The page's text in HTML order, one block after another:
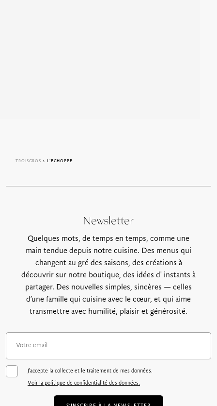
TROISGROS > L’ÉCHOPPE
Newsletter
Quelques mots, de temps en temps, comme une
main tendue depuis notre cuisine. Des menus qui
changent au gré des saisons, des créations à
découvrir sur notre boutique, des idées d' instants à
partager. Des nouvelles simples, sincères — celles
d’une famille qui cuisine avec le cœur, et qui aime
transmettre avec humilité, plaisir et générosité.
J'accepte la collecte et le traitement de mes données.
Voir la politique de confidentialité des données.